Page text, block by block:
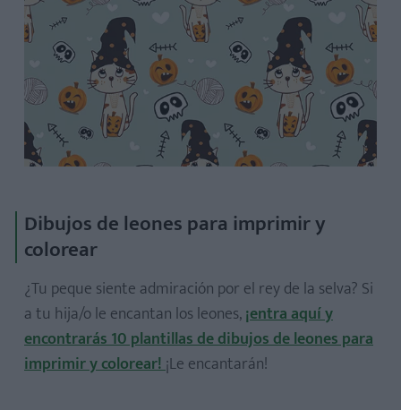
Dibujos de leones para imprimir y
colorear
¿Tu peque siente admiración por el rey de la selva? Si
a tu hija/o le encantan los leones,¡entra aquí y
encontrarás 10 plantillas de dibujos de leones para
imprimir y colorear!¡Le encantarán!